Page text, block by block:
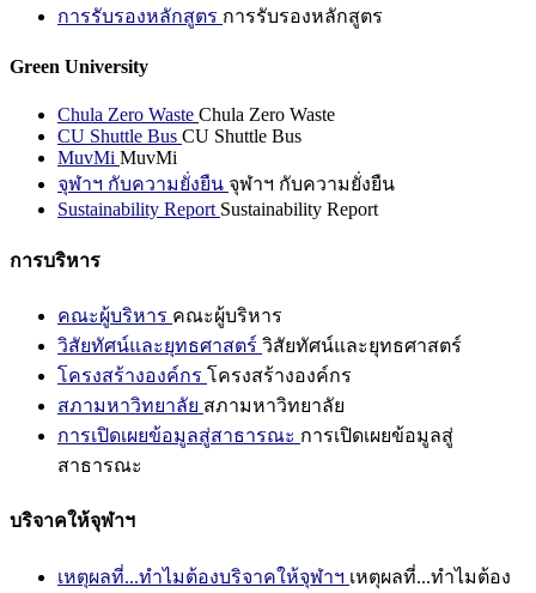
การรับรองหลักสูตร การรับรองหลักสูตร
Green University
Chula Zero Waste Chula Zero Waste
CU Shuttle Bus CU Shuttle Bus
MuvMi MuvMi
จุฬาฯ กับความยั่งยืน จุฬาฯ กับความยั่งยืน
Sustainability Report Sustainability Report
การบริหาร
คณะผู้บริหาร คณะผู้บริหาร
วิสัยทัศน์และยุทธศาสตร์ วิสัยทัศน์และยุทธศาสตร์
โครงสร้างองค์กร โครงสร้างองค์กร
สภามหาวิทยาลัย สภามหาวิทยาลัย
การเปิดเผยข้อมูลสู่สาธารณะ การเปิดเผยข้อมูลสู่
สาธารณะ
บริจาคให้จุฬาฯ
เหตุผลที่...ทำไมต้องบริจาคให้จุฬาฯ เหตุผลที่...ทำไมต้อง